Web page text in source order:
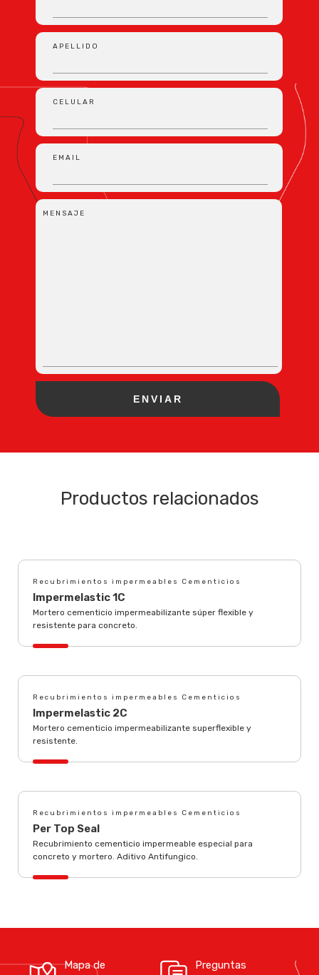
APELLIDO
CELULAR
EMAIL
MENSAJE
Productos relacionados
Recubrimientos impermeables Cementicios
Impermelastic 1C
Mortero cementicio impermeabilizante súper flexible y
resistente para concreto.
Recubrimientos impermeables Cementicios
Impermelastic 2C
Mortero cementicio impermeabilizante superflexible y
resistente.
Recubrimientos impermeables Cementicios
Per Top Seal
Recubrimiento cementicio impermeable especial para
concreto y mortero. Aditivo Antifungico.
Mapa de
Preguntas